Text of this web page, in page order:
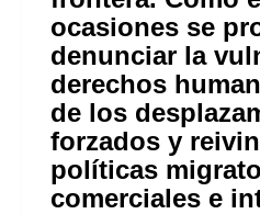
ocasiones se
denunciar la
derechos
de los
forzados y
políticas
comerciales e